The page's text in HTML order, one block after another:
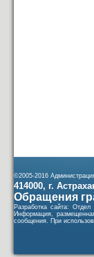
©2005-2016
414000, г.
Обращения
Разработка сайта:
Информация,
сообщения. При